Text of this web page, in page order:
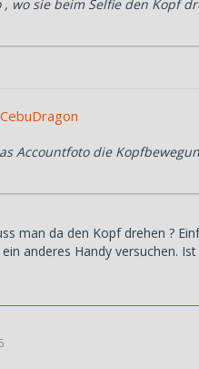
, wo sie beim Selfie den Kopf
Accountfoto die
man da den Kopf drehen ?
anderes Handy versuchen.